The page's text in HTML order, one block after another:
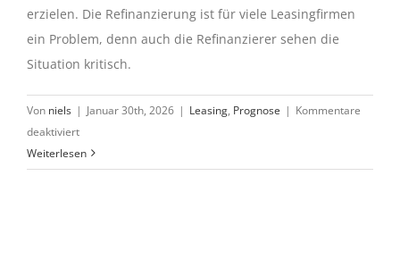
erzielen. Die Refinanzierung ist für viele Leasingfirmen
ein Problem, denn auch die Refinanzierer sehen die
Situation kritisch.
Von niels | Januar 30th, 2026 | Leasing, Prognose | Kommentare
deaktiviertfür
Leasing:
Pkw-
Weiterlesen